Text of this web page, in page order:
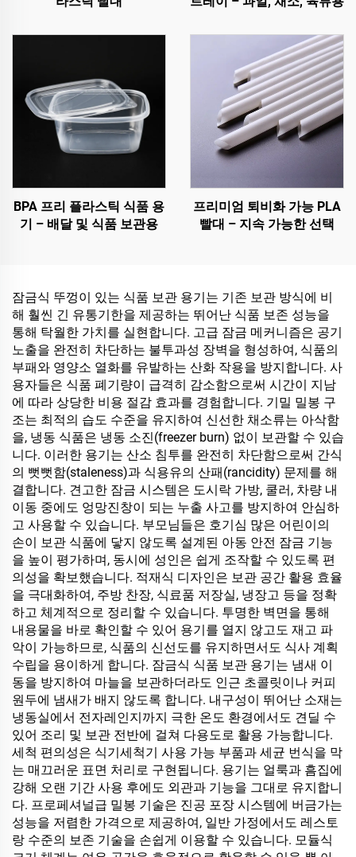
BPA 프리 플라스틱 식품 용
기 – 배달 및 식품 보관용
프리미엄 퇴비화 가능 PLA
빨대 – 지속 가능한 선택
잠금식 뚜껑이 있는 식품 보관 용기는 기존 보관 방식에 비
해 훨씬 긴 유통기한을 제공하는 뛰어난 식품 보존 성능을
통해 탁월한 가치를 실현합니다. 고급 잠금 메커니즘은 공기
노출을 완전히 차단하는 불투과성 장벽을 형성하여, 식품의
부패와 영양소 열화를 유발하는 산화 작용을 방지합니다. 사
용자들은 식품 폐기량이 급격히 감소함으로써 시간이 지남
에 따라 상당한 비용 절감 효과를 경험합니다. 기밀 밀봉 구
조는 최적의 습도 수준을 유지하여 신선한 채소류는 아삭함
을, 냉동 식품은 냉동 소진(freezer burn) 없이 보관할 수 있습
니다. 이러한 용기는 산소 침투를 완전히 차단함으로써 간식
의 뻣뻣함(staleness)과 식용유의 산패(rancidity) 문제를 해
결합니다. 견고한 잠금 시스템은 도시락 가방, 쿨러, 차량 내
이동 중에도 엉망진창이 되는 누출 사고를 방지하여 안심하
고 사용할 수 있습니다. 부모님들은 호기심 많은 어린이의
손이 보관 식품에 닿지 않도록 설계된 아동 안전 잠금 기능
을 높이 평가하며, 동시에 성인은 쉽게 조작할 수 있도록 편
의성을 확보했습니다. 적재식 디자인은 보관 공간 활용 효율
을 극대화하여, 주방 찬장, 식료품 저장실, 냉장고 등을 정확
하고 체계적으로 정리할 수 있습니다. 투명한 벽면을 통해
내용물을 바로 확인할 수 있어 용기를 열지 않고도 재고 파
악이 가능하므로, 식품의 신선도를 유지하면서도 식사 계획
수립을 용이하게 합니다. 잠금식 식품 보관 용기는 냄새 이
동을 방지하여 마늘을 보관하더라도 인근 초콜릿이나 커피
원두에 냄새가 배지 않도록 합니다. 내구성이 뛰어난 소재는
냉동실에서 전자레인지까지 극한 온도 환경에서도 견딜 수
있어 조리 및 보관 전반에 걸쳐 다용도로 활용 가능합니다.
세척 편의성은 식기세척기 사용 가능 부품과 세균 번식을 막
는 매끄러운 표면 처리로 구현됩니다. 용기는 얼룩과 흠집에
강해 오랜 기간 사용 후에도 외관과 기능을 그대로 유지합니
다. 프로페셔널급 밀봉 기술은 진공 포장 시스템에 버금가는
성능을 저렴한 가격으로 제공하여, 일반 가정에서도 레스토
랑 수준의 보존 기술을 손쉽게 이용할 수 있습니다. 모듈식